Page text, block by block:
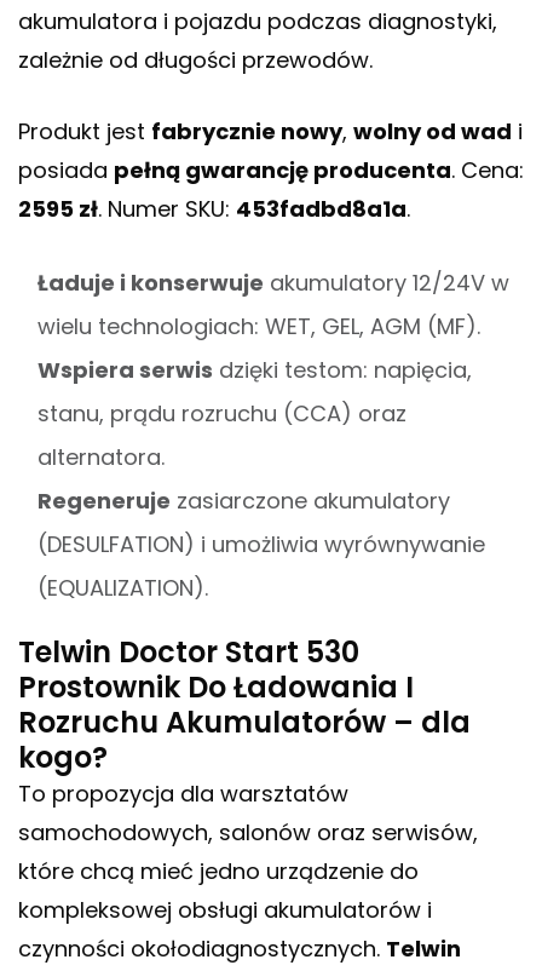
akumulatora i pojazdu podczas diagnostyki,
zależnie od długości przewodów.
Produkt jest fabrycznie nowy, wolny od wad i
posiada pełną gwarancję producenta. Cena:
2595 zł. Numer SKU: 453fadbd8a1a.
Ładuje i konserwuje akumulatory 12/24V w
wielu technologiach: WET, GEL, AGM (MF).
Wspiera serwis dzięki testom: napięcia,
stanu, prądu rozruchu (CCA) oraz
alternatora.
Regeneruje zasiarczone akumulatory
(DESULFATION) i umożliwia wyrównywanie
(EQUALIZATION).
Telwin Doctor Start 530
Prostownik Do Ładowania I
Rozruchu Akumulatorów – dla
kogo?
To propozycja dla warsztatów
samochodowych, salonów oraz serwisów,
które chcą mieć jedno urządzenie do
kompleksowej obsługi akumulatorów i
czynności okołodiagnostycznych. Telwin